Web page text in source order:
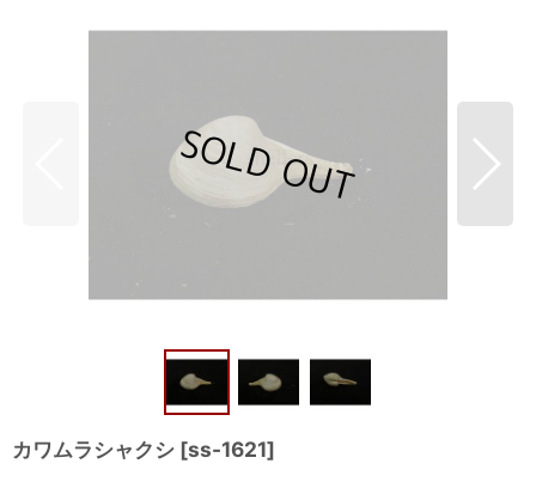
カワムラシャクシ [ss-1621]